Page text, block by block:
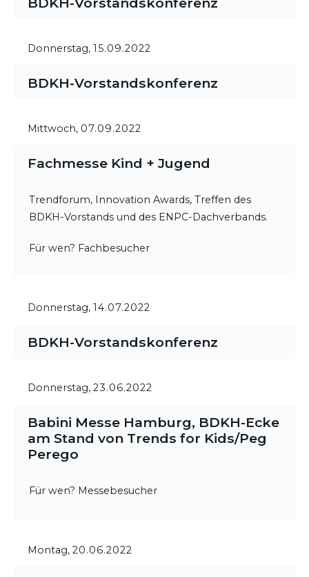
Donnerstag, 15.09.2022
BDKH-Vorstandskonferenz
Mittwoch, 07.09.2022
Fachmesse Kind + Jugend
Trendforum, Innovation Awards, Treffen des
BDKH-Vorstands und des ENPC-Dachverbands.
Für wen? Fachbesucher
Donnerstag, 14.07.2022
BDKH-Vorstandskonferenz
Donnerstag, 23.06.2022
Babini Messe Hamburg, BDKH-Ecke
am Stand von Trends for Kids/Peg
Perego
Für wen? Messebesucher
Montag, 20.06.2022